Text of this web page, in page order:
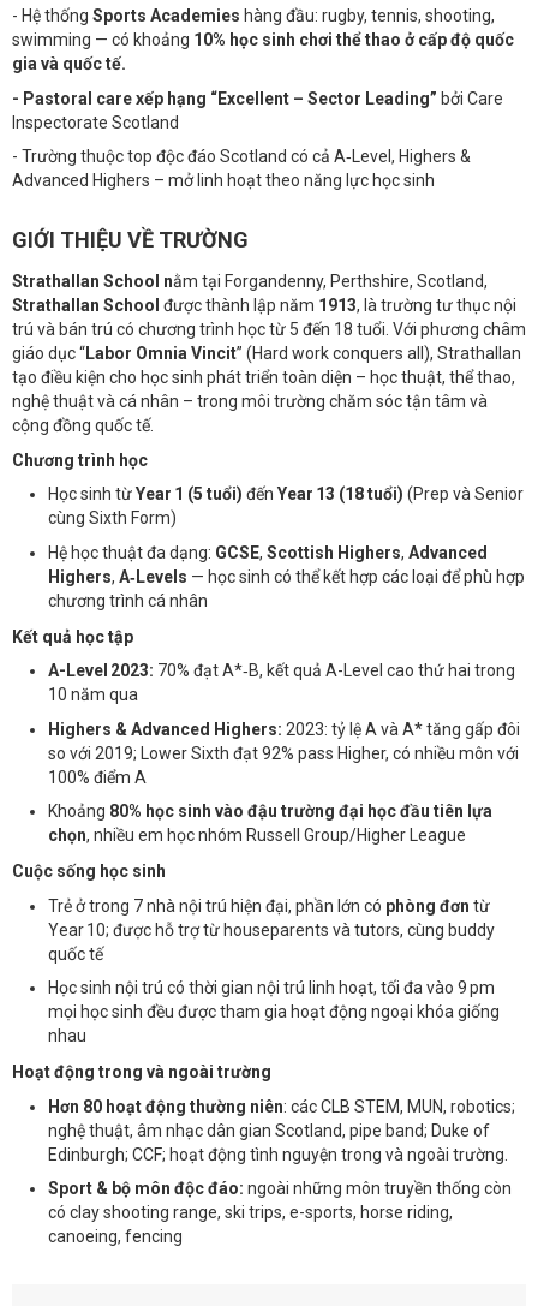
- Hệ thống Sports Academies hàng đầu: rugby, tennis, shooting,
swimming — có khoảng 10% học sinh chơi thể thao ở cấp độ quốc
gia và quốc tế.
- Pastoral care xếp hạng “Excellent – Sector Leading” bởi Care
Inspectorate Scotland
- Trường thuộc top độc đáo Scotland có cả A‑Level, Highers &
Advanced Highers – mở linh hoạt theo năng lực học sinh
GIỚI THIỆU VỀ TRƯỜNG
Strathallan School nằm tại Forgandenny, Perthshire, Scotland,
Strathallan School được thành lập năm 1913, là trường tư thục nội
trú và bán trú có chương trình học từ 5 đến 18 tuổi. Với phương châm
giáo dục “Labor Omnia Vincit” (Hard work conquers all), Strathallan
tạo điều kiện cho học sinh phát triển toàn diện – học thuật, thể thao,
nghệ thuật và cá nhân – trong môi trường chăm sóc tận tâm và
cộng đồng quốc tế.
Chương trình học
Học sinh từYear 1 (5 tuổi) đến Year 13 (18 tuổi) (Prep và Senior
cùng Sixth Form)
Hệ học thuật đa dạng: GCSE, Scottish Highers, Advanced
Highers, A‑Levels — học sinh có thể kết hợp các loại để phù hợp
chương trình cá nhân
Kết quả học tập
A-Level 2023: 70% đạt A*‑B, kết quả A-Level cao thứ hai trong
10 năm qua
Highers & Advanced Highers: 2023: tỷ lệ A và A* tăng gấp đôi
so với 2019; Lower Sixth đạt 92% pass Higher, có nhiều môn với
100% điểm A
Khoảng 80% học sinh vào đậu trường đại học đầu tiên lựa
chọn, nhiều em học nhóm Russell Group/Higher League
Cuộc sống học sinh
Trẻ ở trong 7 nhà nội trú hiện đại, phần lớn có phòng đơn từ
Year 10; được hỗ trợ từ houseparents và tutors, cùng buddy
quốc tế
Học sinh nội trú có thời gian nội trú linh hoạt, tối đa vào 9 pm
mọi học sinh đều được tham gia hoạt động ngoại khóa giống
nhau
Hoạt động trong và ngoài trường
Hơn 80 hoạt động thường niên: các CLB STEM, MUN, robotics;
nghệ thuật, âm nhạc dân gian Scotland, pipe band; Duke of
Edinburgh; CCF; hoạt động tình nguyện trong và ngoài trường.
Sport & bộ môn độc đáo: ngoài những môn truyền thống còn
có clay shooting range, ski trips, e-sports, horse riding,
canoeing, fencing